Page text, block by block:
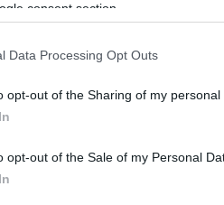
consent section.
Data Processing Opt Outs
opt-out of the Sharing of my personal
opt-out of the Sale of my Personal
Prossimo articolo